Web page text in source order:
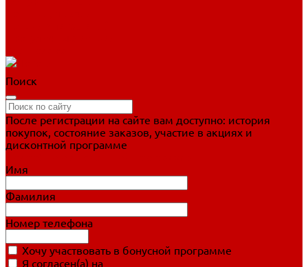
Поиск
После регистрации на сайте вам доступно: история
покупок, состояние заказов, участие в акциях и
дисконтной программе
Имя
Фамилия
Номер телефона
Хочу участвовать в бонусной программе
Я согласен(а) на